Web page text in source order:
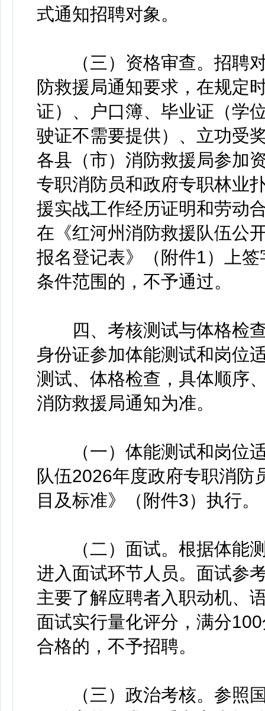
式通知招聘对象。
（三）资格审查。招聘对
防救援局通知要求，在规定
证）、户口簿、毕业证（学
驶证不需要提供）、立功受
各县（市）消防救援局参加
专职消防员和政府专职林业
援实战工作经历证明和劳动
在《红河州消防救援队伍公
报名登记表》（附件1）上
条件范围的，不予通过。
四、考核测试与体格检查
身份证参加体能测试和岗位
测试、体格检查，具体顺序
消防救援局通知为准。
（一）体能测试和岗位适
队伍2026年度政府专职消防
目及标准》（附件3）执行。
（二）面试。根据体能测
进入面试环节人员。面试参
主要了解应聘者入职动机、
面试实行量化评分，满分
合格的，不予招聘。
（三）政治考核。参照国